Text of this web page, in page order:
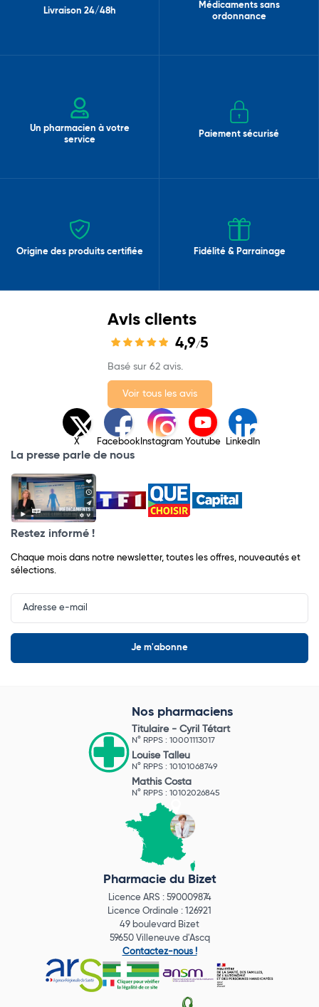
Livraison 24/48h
Médicaments sans
ordonnance
Un pharmacien à votre
service
Paiement sécurisé
Origine des produits certifiée Fidélité & Parrainage
Avis clients
4,9/5
Basé sur 62 avis.
Voir tous les avis
X Facebook Instagram Youtube LinkedIn
La presse parle de nous
Restez informé !
Chaque mois dans notre newsletter, toutes les offres, nouveautés et
sélections.
Input
Newsletter
Nos pharmaciens
Titulaire - Cyril Tétart
N° RPPS : 10001113017
Louise Talleu
N° RPPS : 10101068749
Mathis Costa
N° RPPS : 10102026845
Pharmacie du Bizet
Licence ARS : 590009874
Licence Ordinale : 126921
49 boulevard Bizet
59650 Villeneuve d'Ascq
Contactez-nous !